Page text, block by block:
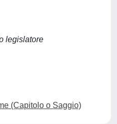
legislatore
(Capitolo o Saggio)